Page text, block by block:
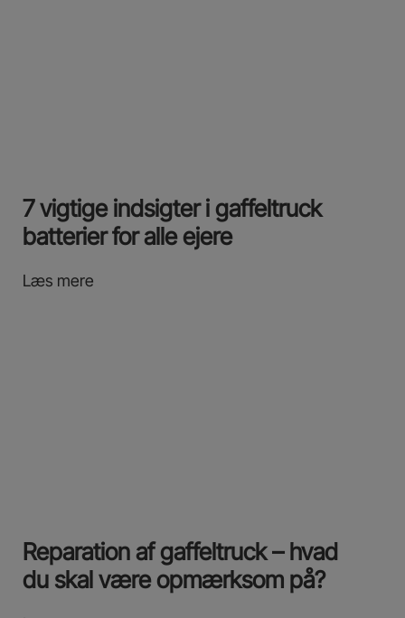
7 vigtige indsigter i gaffeltruck
batterier for alle ejere
Læs mere
Reparation af gaffeltruck – hvad
du skal være opmærksom på?